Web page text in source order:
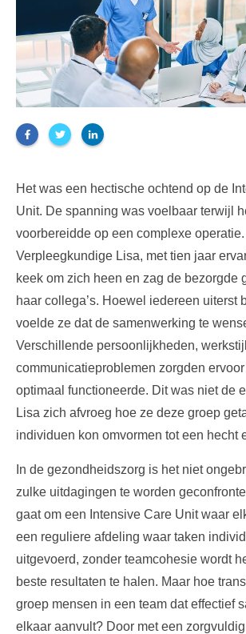
Het was een hectische ochtend op de
Unit. De spanning was voelbaar terwijl
voorbereidde op een complexe operatie.
Verpleegkundige Lisa, met tien jaar
keek om zich heen en zag de bezorgde
haar collega’s. Hoewel iedereen uiterst
voelde ze dat de samenwerking te
Verschillende persoonlijkheden,
communicatieproblemen zorgden
optimaal functioneerde. Dit was niet de
Lisa zich afvroeg hoe ze deze groep
individuen kon omvormen tot een hecht
In de gezondheidszorg is het niet
zulke uitdagingen te worden
gaat om een Intensive Care Unit waar
een reguliere afdeling waar taken
uitgevoerd, zonder teamcohesie wordt
beste resultaten te halen. Maar hoe
groep mensen in een team dat effectief
elkaar aanvult? Door met een